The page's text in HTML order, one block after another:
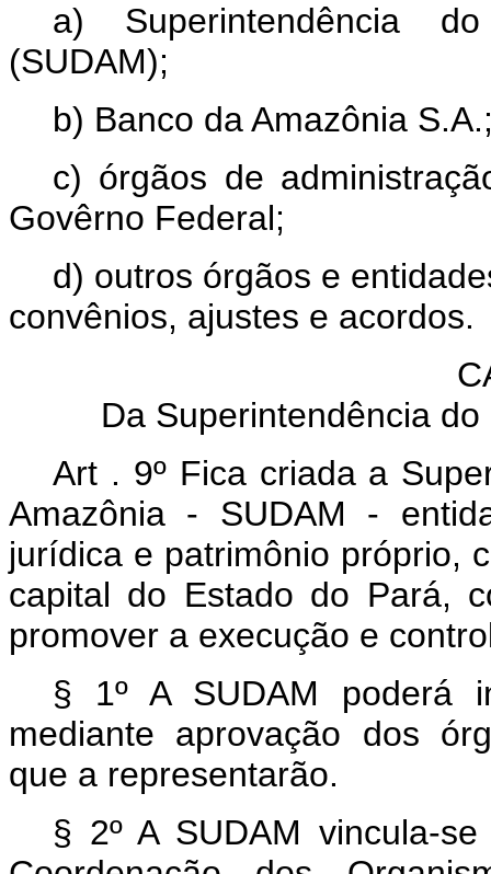
a) Superintendência
(SUDAM);
b) Banco da Amazônia
c) órgãos de
Govêrno Federal;
d) outros órgãos e
convênios, ajustes e acordos.
Da Superintendência
Art . 9º Fica criada a
Amazônia - SUDAM -
jurídica e patrimônio próprio,
capital do Estado do Pará,
promover a execução e
§ 1º A SUDAM poderá
mediante aprovação dos
que a representarão.
§ 2º A SUDAM vincula-